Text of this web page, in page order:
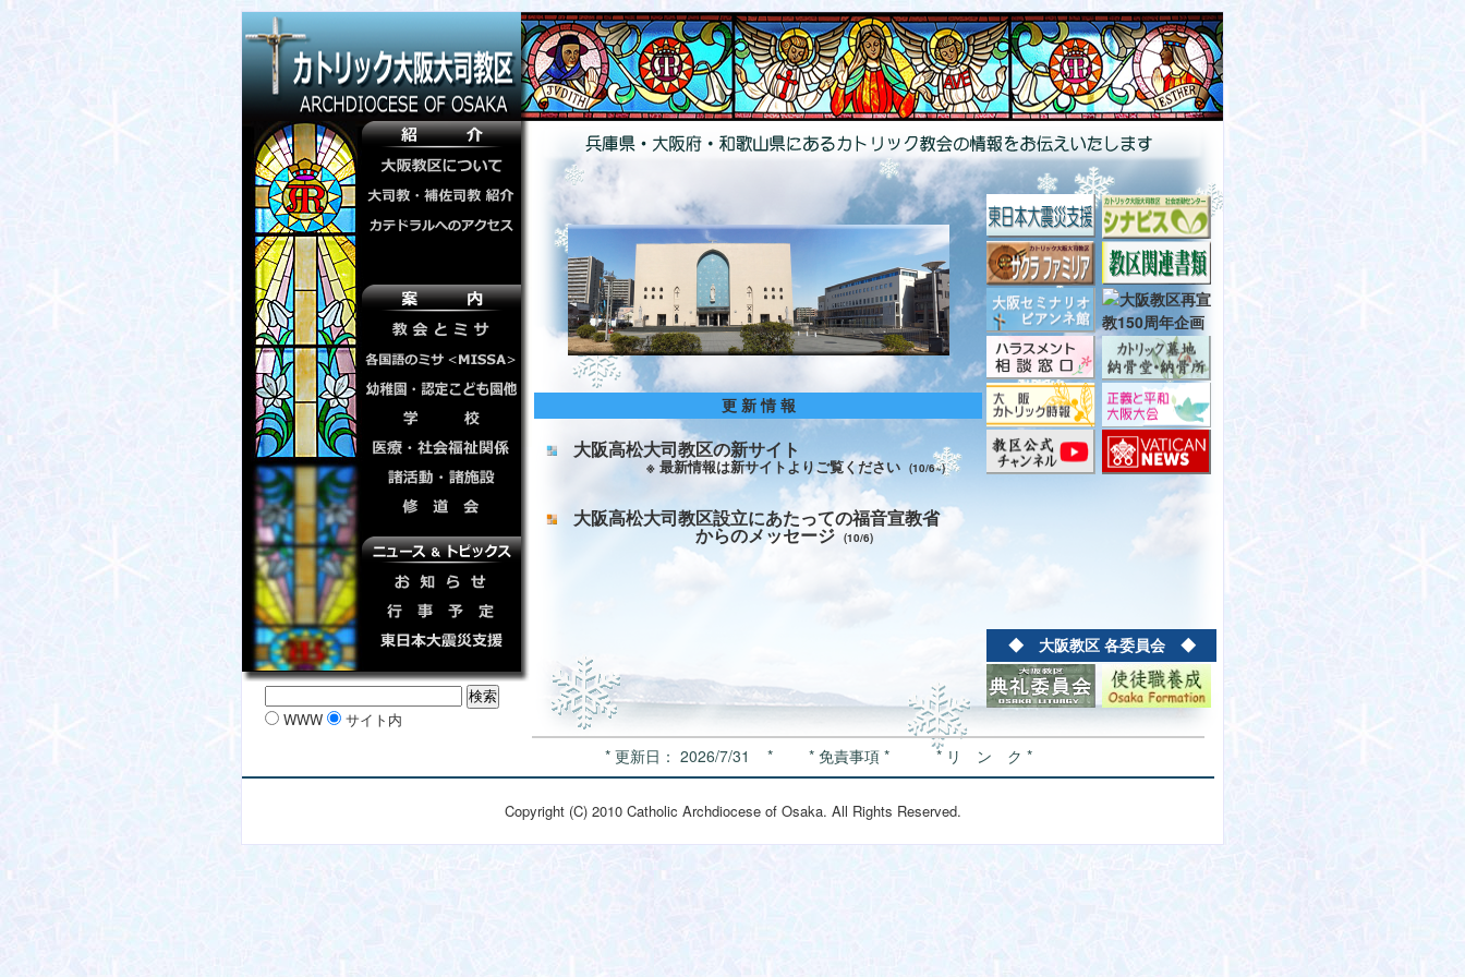
WWW サイト内
◆ 大阪教区 各委員会 ◆
更 新 情 報
大阪高松大司教区の新サイト
※ 最新情報は新サイトよりご覧ください (10/6~)
大阪高松大司教区設立にあたっての福音宣教省
からのメッセージ (10/6)
* 更新日： 2026/7/31 * * 免責事項 * * リ ン ク *
Copyright (C) 2010 Catholic Archdiocese of Osaka. All Rights Reserved.